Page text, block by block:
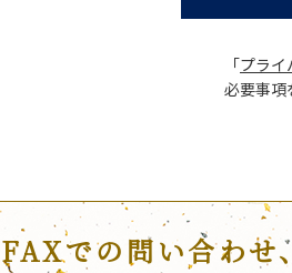
「プライ
必要事項
FAXでの問い合わせ